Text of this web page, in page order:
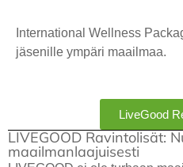
International Wellness
jäsenille ympäri maailmaa.
LiveGood
LIVEGOOD Ravintolisät:
maailmanlaajuisesti